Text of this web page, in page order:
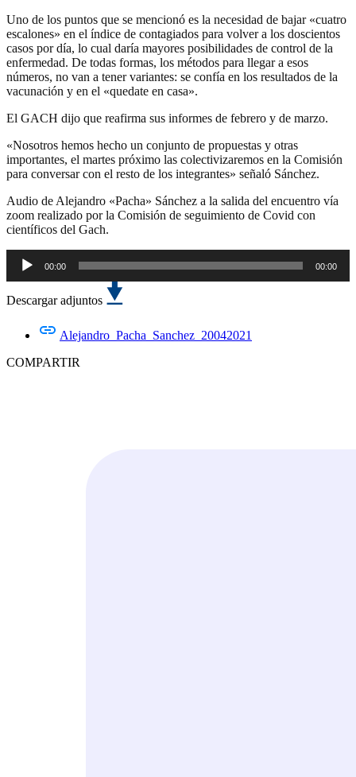
Uno de los puntos que se mencionó es la necesidad de bajar «cuatro
escalones» en el índice de contagiados para volver a los doscientos
casos por día, lo cual daría mayores posibilidades de control de la
enfermedad. De todas formas, los métodos para llegar a esos
números, no van a tener variantes: se confía en los resultados de la
vacunación y en el «quedate en casa».
El GACH dijo que reafirma sus informes de febrero y de marzo.
«Nosotros hemos hecho un conjunto de propuestas y otras
importantes, el martes próximo las colectivizaremos en la Comisión
para conversar con el resto de los integrantes» señaló Sánchez.
Audio de Alejandro «Pacha» Sánchez a la salida del encuentro vía
zoom realizado por la Comisión de seguimiento de Covid con
científicos del Gach.
Reproductor
de
00:00 00:00
Descargar adjuntos
Alejandro_Pacha_Sanchez_20042021
COMPARTIR